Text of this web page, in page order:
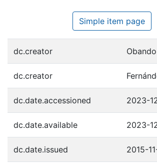
Simple item page
dc.creator
dc.creator
dc.date.accessioned 2023-
dc.date.available 2023-
dc.date.issued 2015-